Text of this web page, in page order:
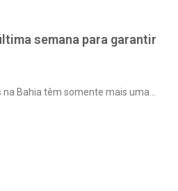
semana para garantir
na Bahia têm somente mais uma